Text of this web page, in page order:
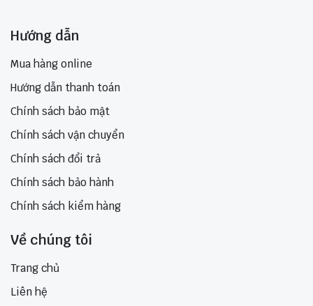
Hướng dẫn
Mua hàng online
Hướng dẫn thanh toán
Chính sách bảo mật
Chính sách vận chuyển
Chính sách đổi trả
Chính sách bảo hành
Chính sách kiểm hàng
Về chúng tôi
Trang chủ
Liên hệ